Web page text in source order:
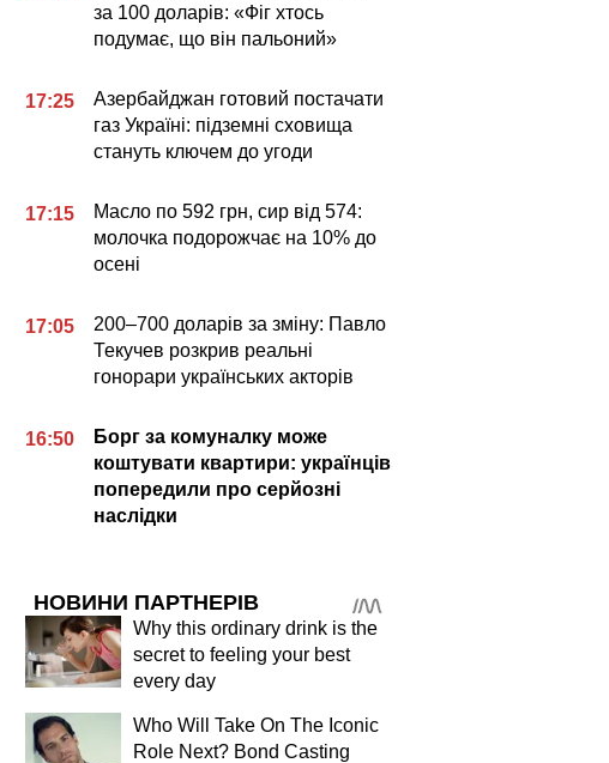
за 100 доларів: «Фіг хтось
подумає, що він пальоний»
17:25
Азербайджан готовий постачати
газ Україні: підземні сховища
стануть ключем до угоди
17:15
Масло по 592 грн, сир від 574:
молочка подорожчає на 10% до
осені
17:05
200–700 доларів за зміну: Павло
Текучев розкрив реальні
гонорари українських акторів
16:50
Борг за комуналку може
коштувати квартири: українців
попередили про серйозні
наслідки
НОВИНИ ПАРТНЕРІВ
Why this ordinary drink is the
secret to feeling your best
every day
Who Will Take On The Iconic
Role Next? Bond Casting